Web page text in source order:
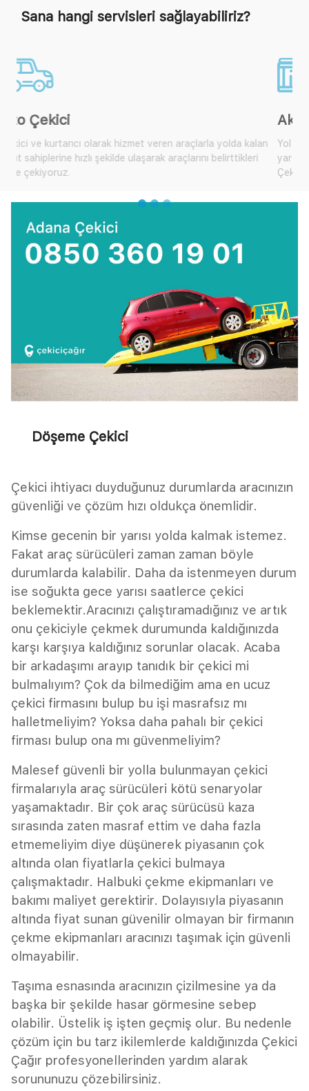
Sana hangi servisleri sağlayabiliriz?
Akü Takviye
Yol yardım araçlarımıza ulaşarak size yakın olan mobil araçtan
yardım isteyebilir, çok sık karşılaşılan bu durum için artık
Çekici Çağır'dan yardım talep edebilirsiniz.
Döşeme Çekici
Çekici ihtiyacı duyduğunuz durumlarda aracınızın
güvenliği ve çözüm hızı oldukça önemlidir.
Kimse gecenin bir yarısı yolda kalmak istemez.
Fakat araç sürücüleri zaman zaman böyle
durumlarda kalabilir. Daha da istenmeyen durum
ise soğukta gece yarısı saatlerce çekici
beklemektir.Aracınızı çalıştıramadığınız ve artık
onu çekiciyle çekmek durumunda kaldığınızda
karşı karşıya kaldığınız sorunlar olacak. Acaba
bir arkadaşımı arayıp tanıdık bir çekici mi
bulmalıyım? Çok da bilmediğim ama en ucuz
çekici firmasını bulup bu işi masrafsız mı
halletmeliyim? Yoksa daha pahalı bir çekici
firması bulup ona mı güvenmeliyim?
Malesef güvenli bir yolla bulunmayan çekici
firmalarıyla araç sürücüleri kötü senaryolar
yaşamaktadır. Bir çok araç sürücüsü kaza
sırasında zaten masraf ettim ve daha fazla
etmemeliyim diye düşünerek piyasanın çok
altında olan fiyatlarla çekici bulmaya
çalışmaktadır. Halbuki çekme ekipmanları ve
bakımı maliyet gerektirir. Dolayısıyla piyasanın
altında fiyat sunan güvenilir olmayan bir firmanın
çekme ekipmanları aracınızı taşımak için güvenli
olmayabilir.
Taşıma esnasında aracınızın çizilmesine ya da
başka bir şekilde hasar görmesine sebep
olabilir. Üstelik iş işten geçmiş olur. Bu nedenle
çözüm için bu tarz ikilemlerde kaldığınızda Çekici
Çağır profesyonellerinden yardım alarak
sorununuzu çözebilirsiniz.